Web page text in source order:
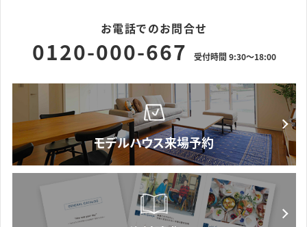
お電話でのお問合せ
0120-000-667 受付時間 9:30～18:00